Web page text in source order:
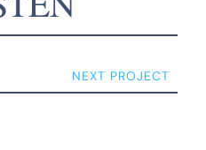
NEXT PROJECT